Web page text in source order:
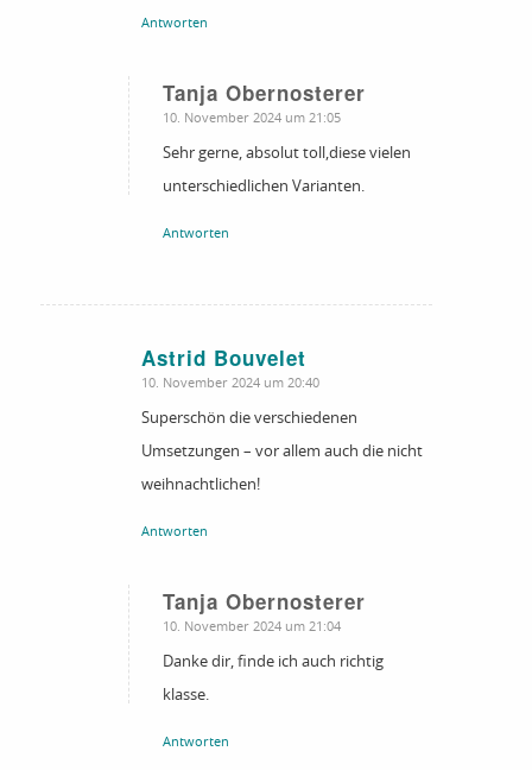
Antworten
Tanja Obernosterer
sagte:
10. November 2024 um 21:05
Sehr gerne, absolut toll,diese vielen
unterschiedlichen Varianten.
Antworten
Astrid Bouvelet
sagte:
10. November 2024 um 20:40
Superschön die verschiedenen
Umsetzungen – vor allem auch die nicht
weihnachtlichen!
Antworten
Tanja Obernosterer
sagte:
10. November 2024 um 21:04
Danke dir, finde ich auch richtig
klasse.
Antworten